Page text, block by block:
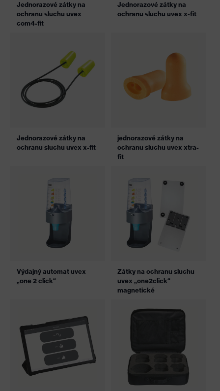
Jednorazové zátky na
ochranu sluchu uvex
com4-fit
Jednorazové zátky na
ochranu sluchu uvex x-fit
Jednorazové zátky na
ochranu sluchu uvex x-fit
jednorazové zátky na
ochranu sluchu uvex xtra-
fit
Výdajný automat uvex
„one 2 click“
Zátky na ochranu sluchu
uvex „one2click“
magnetické